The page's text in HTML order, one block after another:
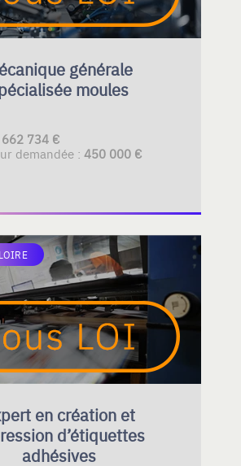
générale
moules
662 734 €
demandée : 450 000 €
en création et
d’étiquettes
adhésives